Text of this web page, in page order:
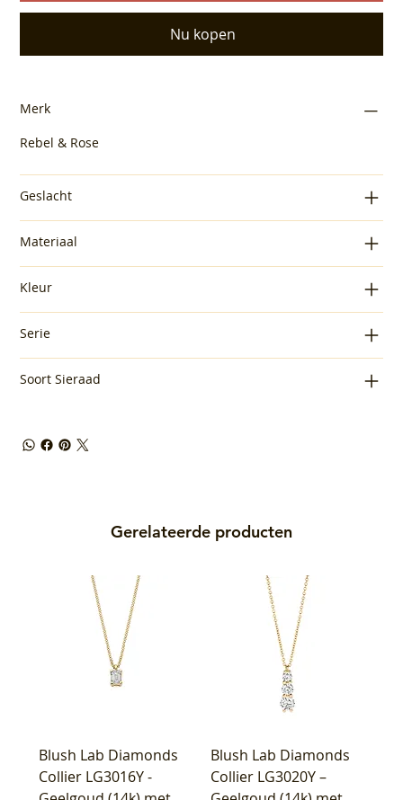
Nu kopen
Merk
Rebel & Rose
Geslacht
Materiaal
Kleur
Serie
Soort Sieraad
Gerelateerde producten
Blush Lab Diamonds
Collier LG3016Y -
Blush Lab Diamonds
Collier LG3020Y –